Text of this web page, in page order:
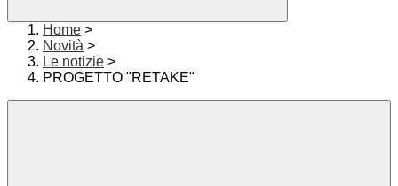
Home >
Novità >
Le notizie >
PROGETTO "RETAKE"